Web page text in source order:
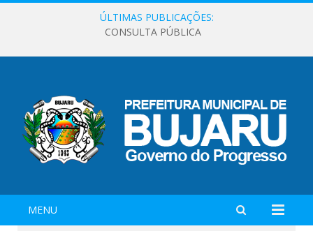
ÚLTIMAS PUBLICAÇÕES:
CONSULTA PÚBLICA
MENU